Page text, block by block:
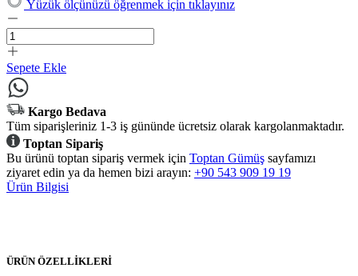
Yüzük ölçünüzü öğrenmek için tıklayınız
Sepete Ekle
Kargo Bedava
Tüm siparişleriniz 1-3 iş gününde ücretsiz olarak kargolanmaktadır.
Toptan Sipariş
Bu ürünü toptan sipariş vermek için Toptan Gümüş sayfamızı
ziyaret edin ya da hemen bizi arayın: +90 543 909 19 19
Ürün Bilgisi
ÜRÜN ÖZELLİKLERİ